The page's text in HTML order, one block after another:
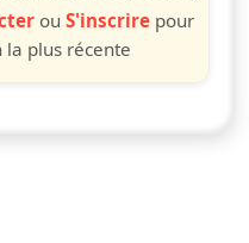
ou S'inscrirepour
plus récente